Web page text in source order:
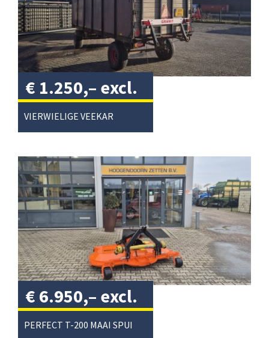
VIERWIELIGE VEEKAR
€ 1.250,– excl.
btw/
€ 6.950,– excl.
btw/